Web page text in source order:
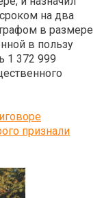
на два
в размере
в пользу
1 372 999
признали